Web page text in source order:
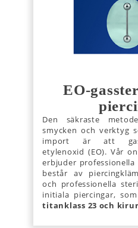
EO-
Den säkraste
smycken och verktyg
import är att
etylenoxid (EO). Vår
erbjuder
består av
och professionella
initiala piercingar,
titanklass 23 och